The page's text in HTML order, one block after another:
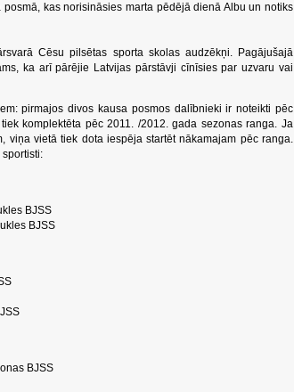
kas norisināsies marta pēdējā dienā Albu un notiks
Cēsu pilsētas sporta skolas audzēkņi. Pagājušajā
ka arī pārējie Latvijas pārstāvji cīnīsies par uzvaru vai
pirmajos divos kausa posmos dalībnieki ir noteikti pēc
komplektēta pēc 2011. /2012. gada sezonas ranga. Ja
viņa vietā tiek dota iespēja startēt nākamajam pēc ranga.
sportisti:
BJSS
BJSS
BJSS